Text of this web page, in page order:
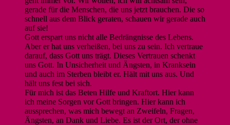
gerade für die Menschen, die uns jetzt brauchen. Die so
schnell aus dem Blick geraten, schauen wir gerade auch
auf sie!
Gott erspart uns nicht alle Bedrängnisse des Lebens.
Aber er hat uns verheißen, bei uns zu sein. Ich vertraue
darauf, dass Gott uns trägt. Dieses Vertrauen schenkt
uns Gott. In Unsicherheit und Ängsten, in Kranksein
und auch im Sterben bleibt er. Hält mit uns aus. Und
hält uns fest bei sich.
Für mich ist das Beten Hilfe und Kraftort. Hier kann
ich meine Sorgen vor Gott bringen. Hier kann ich
aussprechen, was mich bewegt an Zweifeln, Fragen,
Ängsten, an Dank und Liebe. Es ist der Ort, der ohne